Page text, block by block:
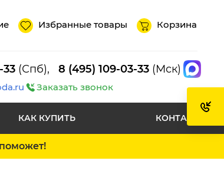
Избранные товары Корзина
33 (Спб), 8 (495) 109-03-33 (Мск)
Заказать звонок
КАК КУПИТЬ КОНТАКТЫ